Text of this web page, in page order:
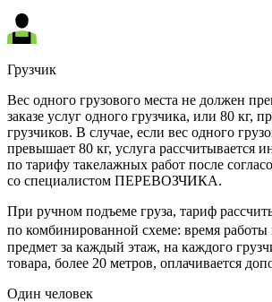
Грузчик
Вес одного грузового места не должен
заказе услуг одного грузчика, или 80 кг,
грузчиков. В случае, если вес одного
превышает 80 кг, услуга рассчитывается
по тарифу такелажных работ после
со специалистом ПЕРЕВОЗЧИКА.
При ручном подъеме груза, тариф
по комбинированной схеме: время
предмет за каждый этаж, на каждого
товара, более 20 метров, оплачивается
Один человек